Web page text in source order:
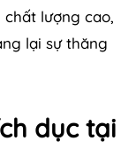
lượng cao,
lại sự thăng
dục tại